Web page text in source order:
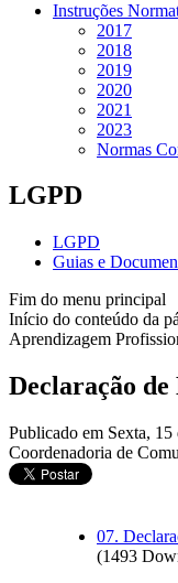
Instruções
2017
2018
2019
2020
2021
2023
Normas
LGPD
LGPD
Guias e
Fim do menu principal
Início do conteúdo da
Aprendizagem
Declaração
Publicado em Sexta,
Coordenadoria de
07.
(1493